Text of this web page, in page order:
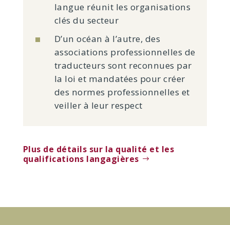
langue réunit les organisations
clés du secteur
D’un océan à l’autre, des
associations professionnelles de
traducteurs sont reconnues par
la loi et mandatées pour créer
des normes professionnelles et
veiller à leur respect
Plus de détails sur la qualité et les
qualifications langagières